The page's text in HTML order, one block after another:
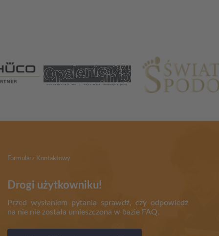
Formularz Kontaktowy
Drogi użytkowniku!
Przed wysłaniem pytania sprawdź, czy odpowiedź
na nie nie została umieszczona w bazie FAQ.